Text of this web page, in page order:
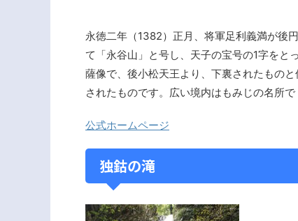
永徳二年（1382）正月、将軍足利義満が後
て「永谷山」と号し、天子の宝号の1字をと
薩像で、後小松天王より、下裏されたもの
されたものです。広い境内はもみじの名所
公式ホームページ
独鈷の滝